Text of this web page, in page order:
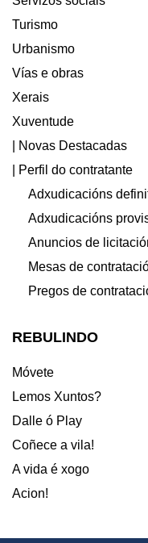
Turismo
Urbanismo
Vías e obras
Xerais
Xuventude
| Novas Destacadas
| Perfil do contratante
Adxudicacións
Adxudicacións
Anuncios de
Mesas de
Pregos de
REBULINDO
Móvete
Lemos Xuntos?
Dalle ó Play
Coñece a vila!
A vida é xogo
Acion!